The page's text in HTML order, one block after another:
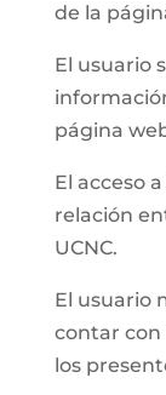
de la
El usuario
página
El acceso
relación
UCNC.
El usuario
contar con
los